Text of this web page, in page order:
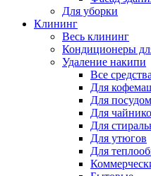
Для уборки
Клининг
Весь клининг
Кондиционеры
Удаление накипи
Все
Для
Для
Для
Для
Для утюгов
Для